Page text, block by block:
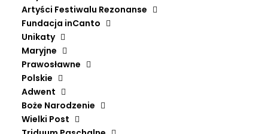
Artyści Festiwalu Rezonanse
Fundacja inCanto
Unikaty
Maryjne
Prawosławne
Polskie
Adwent
Boże Narodzenie
Wielki Post
Sortuj po cenie od najniższej
Sortuj po cenie od najwyższej